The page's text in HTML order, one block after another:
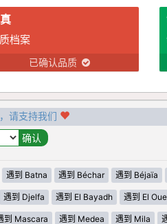
档案
已确认品质
请支持我们
遇到 Batna 遇到 Béchar 遇到 Béjaïa
遇到 Djelfa 遇到 El Bayadh 遇到 El
到 Mascara 遇到 Medea 遇到 Mila